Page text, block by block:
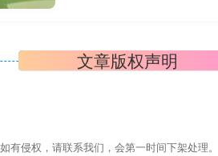
文章版权声明
侵权，请联系我们，会第一时间下架处理。